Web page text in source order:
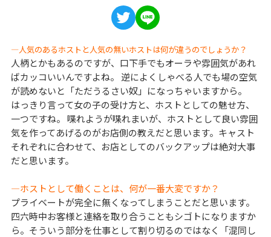
―人気のあるホストと人気の無いホストは何が違うのでしょうか？
人柄とかもあるのですが、口下手でもオーラや雰囲気があれ
ばカッコいいんですよね。 逆によくしゃべる人でも場の空気
が読めないと「ただうるさい奴」になっちゃいますから。
はっきり言って女の子の受け方と、ホストとしての魅せ方、
一つですね。 喋れようが喋れまいが、ホストとして良い雰囲
気を作ってあげるのがお店側の教えだと思います。キャスト
それぞれに合わせて、お店としてのバックアップは絶対大事
だと思います。
―ホストとして働くことは、何が一番大変ですか？
プライベートが完全に無くなってしまうことだと思います。
四六時中お客様と連絡を取り合うこともシゴトになりますか
ら。そういう部分を仕事として割り切るのではなく「混同し